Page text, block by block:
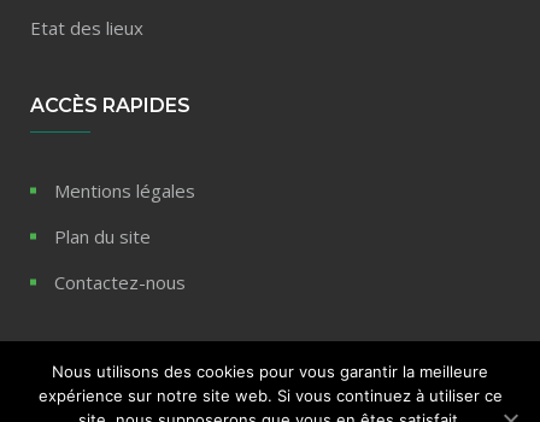
Etat des lieux
ACCÈS RAPIDES
Mentions légales
Plan du site
Contactez-nous
© 2020 Blog immobilier REPP - Tous droits réservés
Nous utilisons des cookies pour vous garantir la meilleure
expérience sur notre site web. Si vous continuez à utiliser ce